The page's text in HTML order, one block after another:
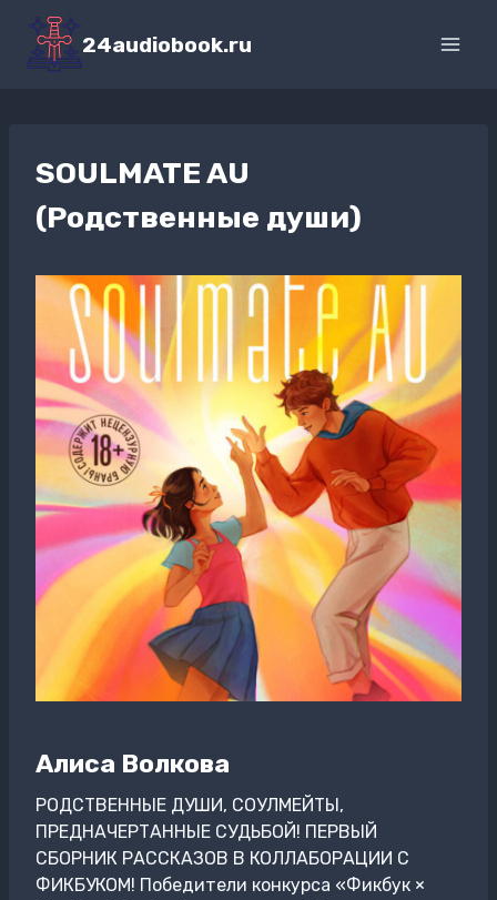
Перейти
содержимому
24audiobook.ru
SOULMATE AU
(Родственные души)
Алиса Волкова
РОДСТВЕННЫЕ ДУШИ, СОУЛМЕЙТЫ,
ПРЕДНАЧЕРТАННЫЕ СУДЬБОЙ! ПЕРВЫЙ
СБОРНИК РАССКАЗОВ В КОЛЛАБОРАЦИИ С
ФИКБУКОМ! Победители конкурса «Фикбук ×